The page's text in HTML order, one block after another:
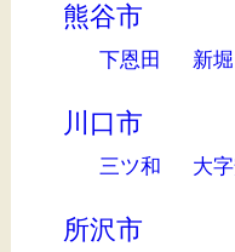
熊谷市
下恩田 新堀
川口市
三ツ和 大
所沢市